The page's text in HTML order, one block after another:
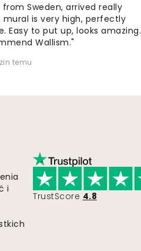
Sweden, arrived really
is very high, perfectly
Easy to put up, looks amazing.
Wallism."
temu
i
TrustScore 4.8